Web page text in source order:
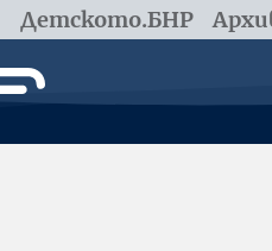
Детското.БНР